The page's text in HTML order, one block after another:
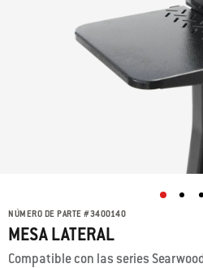
NÚMERO DE PARTE #3400140
MESA LATERAL
Compatible con las series